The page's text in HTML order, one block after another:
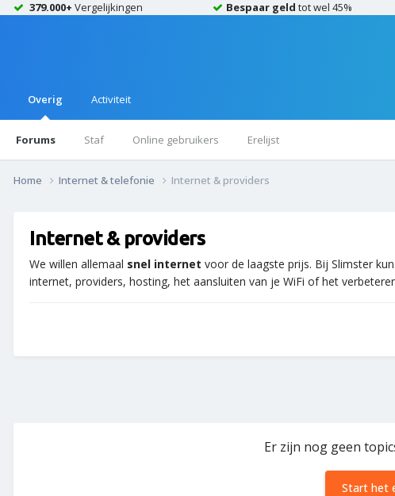
379.000+ Vergelijkingen Bespaar geld tot wel 45%
Overig
Forums Staf Online gebruikers Erelijst
Activiteit
Home Internet & telefonie Internet & providers
Internet & providers
We willen allemaal snel internet voor de laagste prijs. Bij Slimster
internet, providers, hosting, het aansluiten van je WiFi of het
Er zijn nog geen
Start het